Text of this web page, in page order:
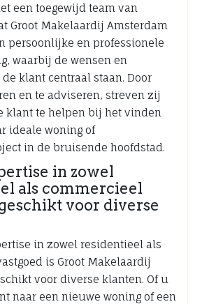
een toegewijd team van
Groot Makelaardij Amsterdam
persoonlijke en professionele
waarbij de wensen en
klant centraal staan. Door
en te adviseren, streven zij
klant te helpen bij het vinden
ideale woning of
in de bruisende hoofdstad.
in zowel
als commercieel
voor diverse
in zowel residentieel als
is Groot Makelaardij
voor diverse klanten. Of u
naar een nieuwe woning of een